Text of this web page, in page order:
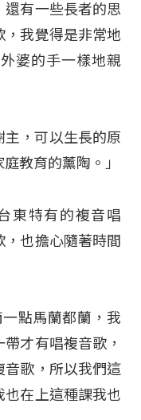
還有一些長者的思
，我覺得是非常地
婆的手一樣地親
，可以生長的原
教育的薰陶。」
東特有的複音唱
，也擔心隨著時間
點馬蘭都蘭，我
才有唱複音歌，
音歌，所以我們這
也在上這種課我也